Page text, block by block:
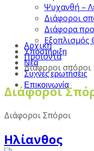
Ψυχανθή –
Διάφοροι
Διάφορα
Υποστήριξη
Νέα
Συχνές ερωτήσεις
Επικοινωνία
Αρχική
Προϊόντα
Διάφοροι σπόροι
Διάφοροι
Διάφοροι Σπόροι
Ηλίανθος